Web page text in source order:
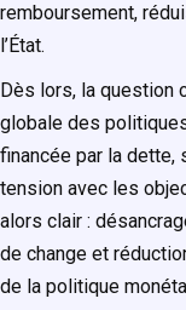
remboursement,
l’État.
Dès lors, la question
globale des
financée par la dette,
tension avec les
alors clair :
de change et
de la politique